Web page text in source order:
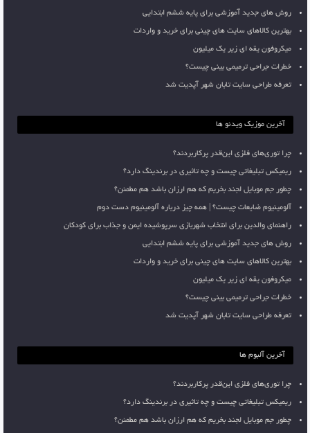
روش های جدید آموزشی برای پایه ششم ابتدایی
بهترین کالاهای سایت های چینی برای خرید و واردات
میکروفون یقه ای زیر یک میلیون
خطرات جراحی ترمیمی بینی چیست؟
تعرفه طراحی سایت تابان شهر آپدیت شد
آخرین موزیک ویدئو ها
چرا توری‌های فلزی این‌قدر پرکاربردند؟
ریمیکس تبلیغاتی چیست و چه تاثیری در برندینگ دارد؟
چطور جم موبایل لجند بخریم که هم ارزان باشد هم مطمئن؟
آلومینیوم ضایعات چیست؟ | همه چیز درباره آلومینیوم دست دوم
راهنمای والدین برای انتخاب شهربازی سرپوشیده ایمن و جذاب برای کودکان
روش های جدید آموزشی برای پایه ششم ابتدایی
بهترین کالاهای سایت های چینی برای خرید و واردات
میکروفون یقه ای زیر یک میلیون
خطرات جراحی ترمیمی بینی چیست؟
تعرفه طراحی سایت تابان شهر آپدیت شد
آخرین آلبوم ها
چرا توری‌های فلزی این‌قدر پرکاربردند؟
ریمیکس تبلیغاتی چیست و چه تاثیری در برندینگ دارد؟
چطور جم موبایل لجند بخریم که هم ارزان باشد هم مطمئن؟